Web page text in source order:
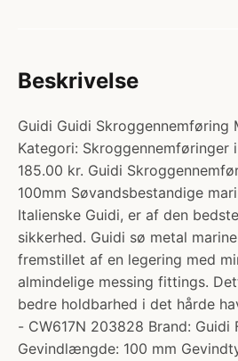
Beskrivelse
Guidi Guidi Skroggennemføring
Kategori: Skroggennemføringer
185.00 kr. Guidi
100mm Søvandsbestandige
Italienske Guidi, er af den
sikkerhed. Guidi sø metal
fremstillet af en legering med
almindelige messing fittings.
bedre holdbarhed i det hårde
- CW617N 203828 Brand: Guidi
Gevindlængde: 100 mm